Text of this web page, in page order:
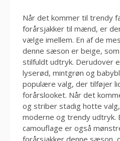
Når det kommer til trendy
forårsjakker til mænd, er
vælge imellem. En af de
denne sæson er beige,
stilfuldt udtryk. Derudover
lyserød, mintgrøn og
populære valg, der tilføjer
forårslooket. Når det
og striber stadig hotte
moderne og trendy udtryk.
camouflage er også